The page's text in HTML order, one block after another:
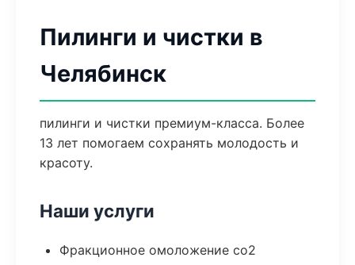
Пилинги и чистки в
Челябинск
пилинги и чистки премиум-класса. Более
13 лет помогаем сохранять молодость и
красоту.
Наши услуги
Фракционное омоложение co2